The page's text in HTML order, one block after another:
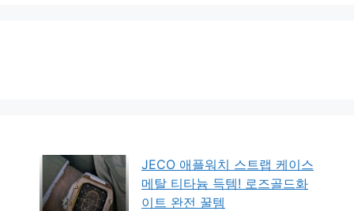
JECO 애플워치 스트랩 케이스
메탈 티타늄 득템! 로즈골드화
이트 완전 꿀템